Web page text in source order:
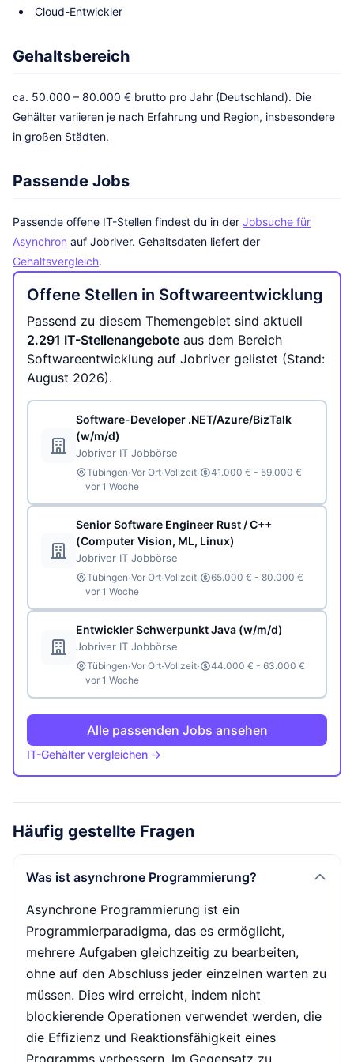
Cloud-Entwickler
Gehaltsbereich
ca. 50.000 – 80.000 € brutto pro Jahr (Deutschland). Die
Gehälter variieren je nach Erfahrung und Region, insbesondere
in großen Städten.
Passende Jobs
Passende offene IT-Stellen findest du in der Jobsuche für
Asynchron auf Jobriver. Gehaltsdaten liefert der
Gehaltsvergleich.
Offene Stellen in Softwareentwicklung
Passend zu diesem Themengebiet sind aktuell
2.291 IT-Stellenangebote aus dem Bereich
Softwareentwicklung auf Jobriver gelistet (Stand:
August 2026).
Software-Developer .NET/Azure/BizTalk
(w/m/d)
Jobriver IT Jobbörse
Tübingen·Vor Ort·Vollzeit·
41.000 € - 59.000 €
vor 1 Woche
Senior Software Engineer Rust / C++
(Computer Vision, ML, Linux)
Jobriver IT Jobbörse
Tübingen·Vor Ort·Vollzeit·
65.000 € - 80.000 €
vor 1 Woche
Entwickler Schwerpunkt Java (w/m/d)
Jobriver IT Jobbörse
Tübingen·Vor Ort·Vollzeit·
44.000 € - 63.000 €
vor 1 Woche
Alle passenden Jobs ansehen
IT-Gehälter vergleichen →
Häufig gestellte Fragen
Was ist asynchrone Programmierung?
Asynchrone Programmierung ist ein
Programmierparadigma, das es ermöglicht,
mehrere Aufgaben gleichzeitig zu bearbeiten,
ohne auf den Abschluss jeder einzelnen warten zu
müssen. Dies wird erreicht, indem nicht
blockierende Operationen verwendet werden, die
die Effizienz und Reaktionsfähigkeit eines
Programms verbessern. Im Gegensatz zu